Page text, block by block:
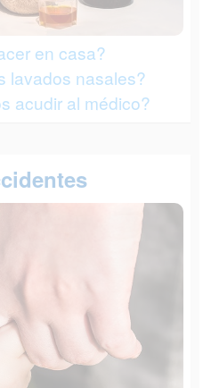
en casa?
lavados nasales?
acudir al médico?